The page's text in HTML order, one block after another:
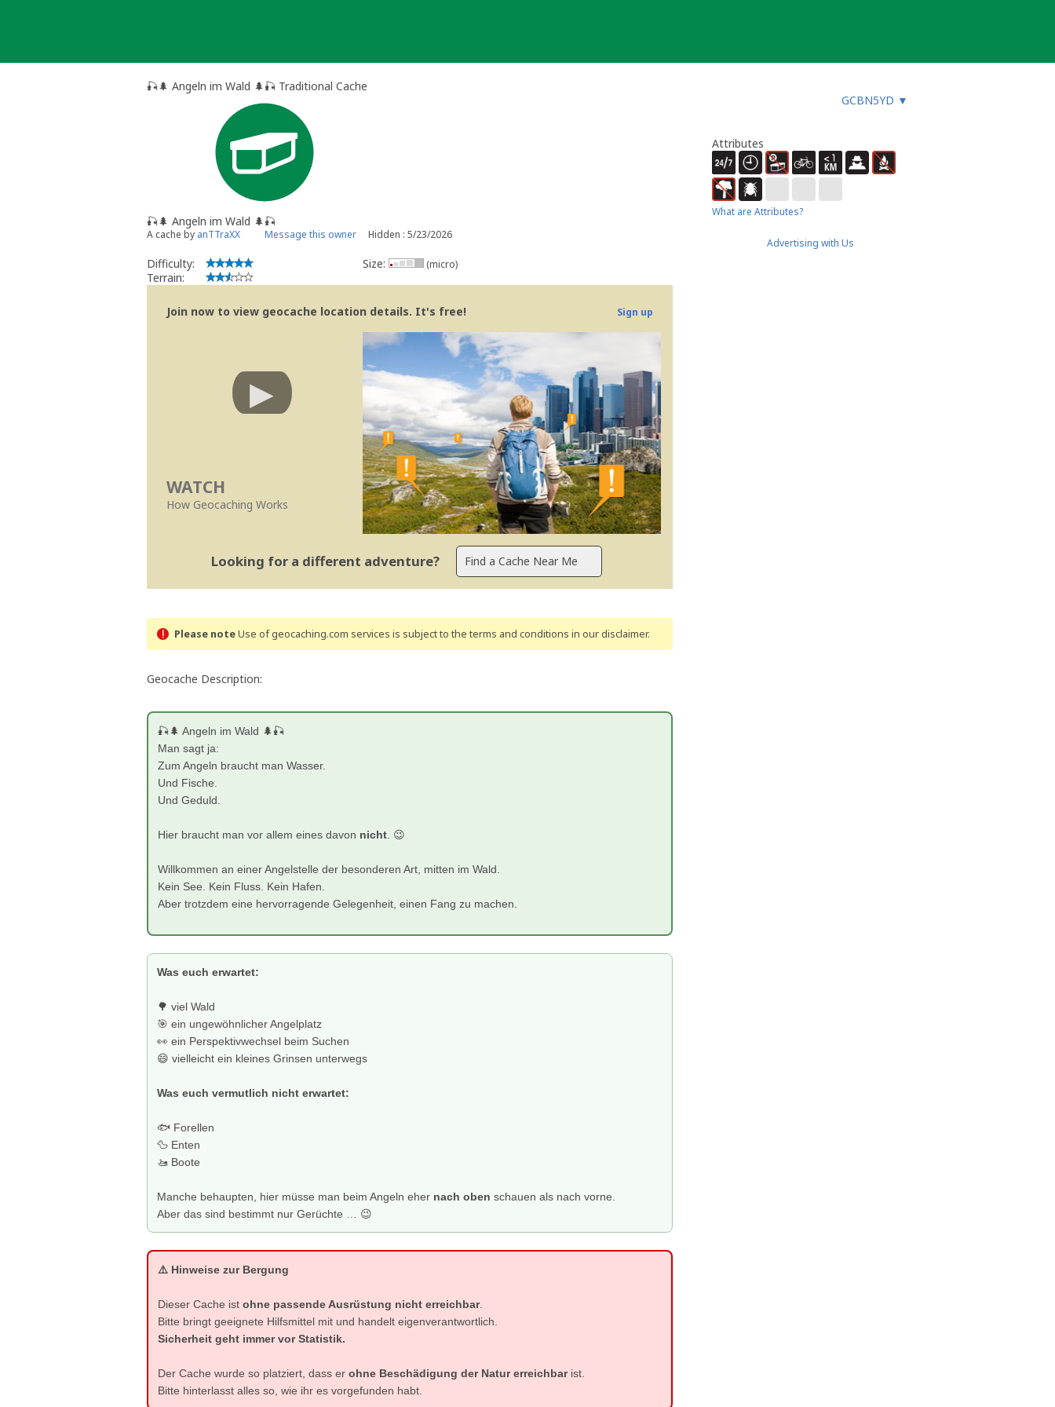
🎣🌲 Angeln im Wald 🌲🎣 Traditional Cache
GCBN5YD ▼
🎣🌲 Angeln im Wald 🌲🎣
A cache by anTTraXX Message this owner Hidden : 5/23/2026
Difficulty:
Terrain:
Size: (micro)
Join now to view geocache location details. It's free! Sign up
WATCH
How Geocaching Works
Looking for a different adventure?
Please noteUse of geocaching.com services is subject to the terms and conditions in our disclaimer.
Geocache Description:
🎣🌲 Angeln im Wald 🌲🎣
Man sagt ja:
Zum Angeln braucht man Wasser.
Und Fische.
Und Geduld.
Hier braucht man vor allem eines davon nicht . 😉
Willkommen an einer Angelstelle der besonderen Art, mitten im Wald.
Kein See. Kein Fluss. Kein Hafen.
Aber trotzdem eine hervorragende Gelegenheit, einen Fang zu machen.
Was euch erwartet:
🌳 viel Wald
🎯 ein ungewöhnlicher Angelplatz
👀 ein Perspektivwechsel beim Suchen
😄 vielleicht ein kleines Grinsen unterwegs
Was euch vermutlich nicht erwartet:
🐟 Forellen
🦆 Enten
🚤 Boote
Manche behaupten, hier müsse man beim Angeln eher nach oben schauen als nach vorne.
Aber das sind bestimmt nur Gerüchte … 😉
⚠️ Hinweise zur Bergung
Dieser Cache ist ohne passende Ausrüstung nicht erreichbar.
Bitte bringt geeignete Hilfsmittel mit und handelt eigenverantwortlich.
Sicherheit geht immer vor Statistik.
Der Cache wurde so platziert, dass er ohne Beschädigung der Natur erreichbarist.
Bitte hinterlasst alles so, wie ihr es vorgefunden habt.
Attributes
What are Attributes?
Advertising with Us